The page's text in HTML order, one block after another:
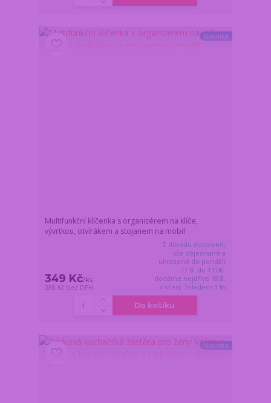
Novinka
Multifunkční klíčenka s organizérem na klíče,
vývrtkou, otvírákem a stojanem na mobil
349 Kč/ks
288 Kč bez DPH
Z důvodu dovolené,
vše objednané a
uhrazené do pondělí
17.8. do 11:00,
dodáme nejdříve 18.8.
v úterý. Skladem 3 ks
Do košíku
Novinka